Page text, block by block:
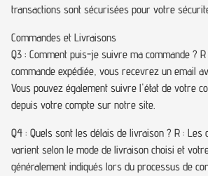
transactions sont sécurisées pour votre
Commandes et Livraisons
Q3 : Comment puis-je suivre ma commande ?
commande expédiée, vous recevrez un email
Vous pouvez également suivre l'état de votre
depuis votre compte sur notre site.
Q4 : Quels sont les délais de livraison ? R : Les
varient selon le mode de livraison choisi et
généralement indiqués lors du processus de